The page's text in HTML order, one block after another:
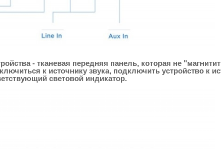
- тканевая передняя панель, которая не
к источнику звука, подключить устройство к
световой индикатор.